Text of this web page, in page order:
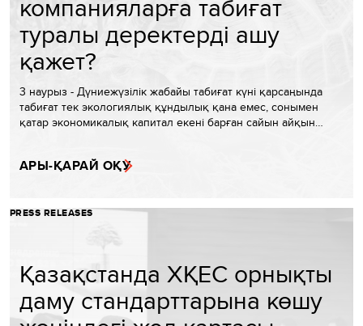
компанияларға табиғат
туралы деректерді ашу
қажет?
3 наурыз - Дүниежүзілік жабайы табиғат күні қарсаңында
табиғат тек экологиялық құндылық қана емес, сонымен
қатар экономикалық капитал екені барған сайын айқын…
АРЫ-ҚАРАЙ ОҚУ
PRESS RELEASES
Қазақстанда ХҚЕС орнықты
даму стандарттарына көшу